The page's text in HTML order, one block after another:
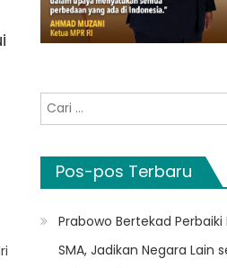
Cari
untuk:
Pos-pos Terbaru
Prabowo Bertekad Perbaiki
SMA, Jadikan Negara Lain